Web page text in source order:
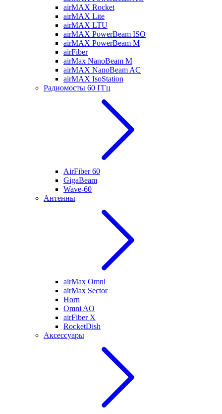
airMAX Rocket
airMAX Lite
airMAX LTU
airMAX PowerBeam ISO
airMAX PowerBeam M
airFiber
airMax NanoBeam M
airMAX NanoBeam AC
airMAX IsoStation
Радиомосты 60 ГГц
AirFiber 60
GigaBeam
Wave-60
Антенны
airMax Omni
airMax Sector
Horn
Omni AO
airFiber X
RocketDish
Аксессуары